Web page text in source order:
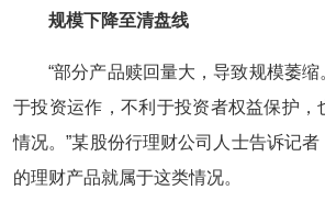
规模下降至清盘线
“部分产品赎回量大，导致规模萎缩
于投资运作，不利于投资者权益保护，
情况。”某股份行理财公司人士告诉记
的理财产品就属于这类情况。